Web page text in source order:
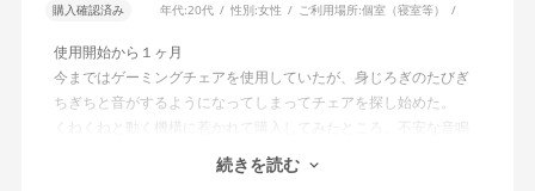
購入確認済み 年代:20代 性別:女性 ご利用場所:個室（寝室等）
使用開始から１ヶ月
今まではゲーミングチェアを使用していたが、身じろぎのたびぎ
ちぎちと音がするようになってしまってチェアを探し始めた。
くねくねと動く機構に惹かれて購入してみたところ、不安な音鳴
りは無くなった！但し座る時と立つ時はカッチョンと音がする。
これは座っていない時に椅子が倒れないように立ち上がると水平
続きを読む